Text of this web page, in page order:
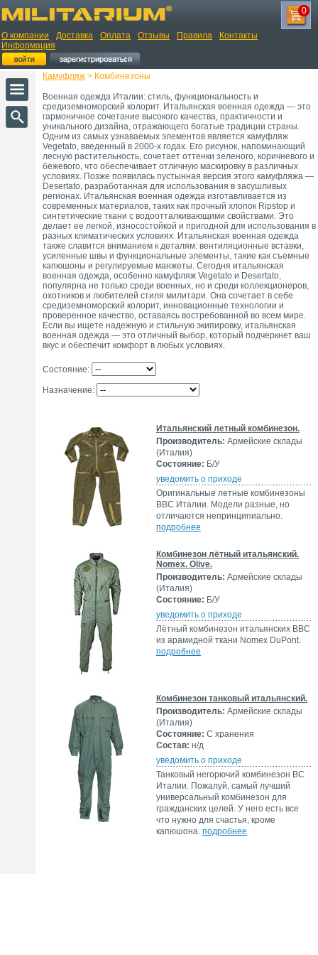
О компании Доставка Оплата Отзывы Правила
Контакты
Информация
0
Камуфляж > Комбинезоны
Военная одежда Италии: стиль, функциональность и
средиземноморский колорит. Итальянская военная одежда — это
гармоничное сочетание высокого качества, практичности и
уникального дизайна, отражающего богатые традиции страны.
Одним из самых узнаваемых элементов является камуфляж
Vegetato, введенный в 2000-х годах. Его рисунок, напоминающий
лесную растительность, сочетает оттенки зеленого, коричневого и
бежевого, что обеспечивает отличную маскировку в различных
условиях. Позже появилась пустынная версия этого камуфляжа —
Desertato, разработанная для использования в засушливых
регионах. Итальянская военная одежда изготавливается из
современных материалов, таких как прочный хлопок Ripstop и
синтетические ткани с водоотталкивающими свойствами. Это
делает ее легкой, износостойкой и пригодной для использования в
разных климатических условиях. Итальянская военная одежда
также славится вниманием к деталям: вентиляционные вставки,
усиленные швы и функциональные элементы, такие как съемные
капюшоны и регулируемые манжеты. Сегодня итальянская
военная одежда, особенно камуфляж Vegetato и Desertato,
популярна не только среди военных, но и среди коллекционеров,
охотников и любителей стиля милитари. Она сочетает в себе
средиземноморский колорит, инновационные технологии и
проверенное качество, оставаясь востребованной во всем мире.
Если вы ищете надежную и стильную экипировку, итальянская
военная одежда — это отличный выбор, который подчеркнет ваш
вкус и обеспечит комфорт в любых условиях.
Состояние:
Назначение:
Итальянский летный комбинезон.
Производитель: Армейские склады
(Италия)
Состояние: Б/У
уведомить о приходе
Оригинальные летные комбинезоны
ВВС Италии. Модели разные, но
отличаются непринципиально.
подробнее
Комбинезон лётный итальянский.
Nomex. Olive.
Производитель: Армейские склады
(Италия)
Состояние: Б/У
уведомить о приходе
Лётный комбинезон итальянских ВВС
из арамидной ткани Nomex DuPont.
подробнее
Комбинезон танковый итальянский.
Производитель: Армейские склады
(Италия)
Состояние: С хранения
Состав: н/д
уведомить о приходе
Танковый негорючий комбинезон ВС
Италии. Пожалуй, самый лучший
универсальный комбинезон для
гражданских целей. У него есть все
что нужно для счастья, кроме
капюшона. подробнее